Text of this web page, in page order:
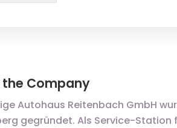
Company
Autohaus Reitenbach GmbH
gegründet. Als Service-